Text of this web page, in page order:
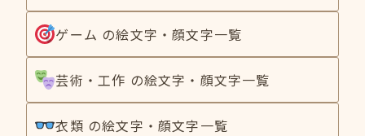
ゲーム の絵文字・顔文字一覧
芸術・工作 の絵文字・顔文字一覧
衣類 の絵文字・顔文字一覧